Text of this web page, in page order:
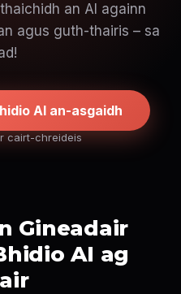
an AI againn
agus guth-thairis – sa
AI an-asgaidh
cairt-chreideis
Gineadair
AI ag